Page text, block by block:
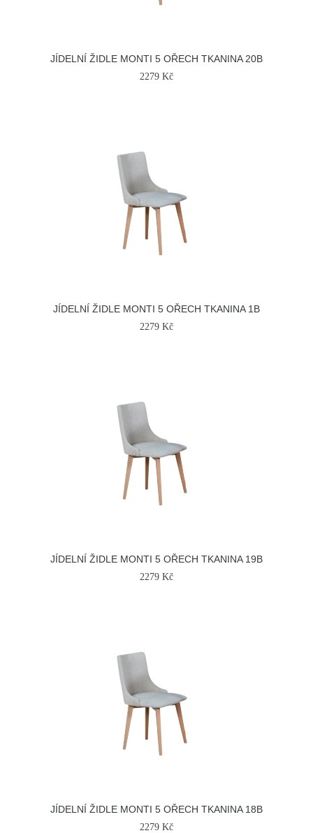
JÍDELNÍ ŽIDLE MONTI 5 OŘECH TKANINA 20B
2279 Kč
JÍDELNÍ ŽIDLE MONTI 5 OŘECH TKANINA 1B
2279 Kč
JÍDELNÍ ŽIDLE MONTI 5 OŘECH TKANINA 19B
2279 Kč
JÍDELNÍ ŽIDLE MONTI 5 OŘECH TKANINA 18B
2279 Kč